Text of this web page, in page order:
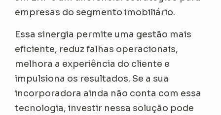
empresas do segmento imobiliário.
Essa sinergia permite uma gestão mais
eficiente, reduz falhas operacionais,
melhora a experiência do cliente e
impulsiona os resultados. Se a sua
incorporadora ainda não conta com essa
tecnologia, investir nessa solução pode